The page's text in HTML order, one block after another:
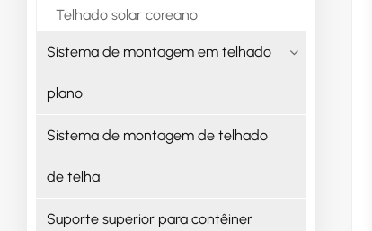
Telhado solar coreano
Sistema de montagem em telhado
plano
Sistema de montagem de telhado
de telha
Suporte superior para contêiner